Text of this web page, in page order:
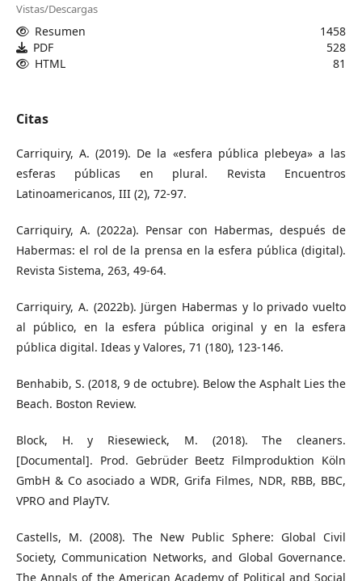
Vistas/Descargas
Resumen
1458
PDF
528
HTML
81
Citas
Carriquiry, A. (2019). De la «esfera pública plebeya» a las
esferas públicas en plural. Revista Encuentros
Latinoamericanos, III (2), 72-97.
Carriquiry, A. (2022a). Pensar con Habermas, después de
Habermas: el rol de la prensa en la esfera pública (digital).
Revista Sistema, 263, 49-64.
Carriquiry, A. (2022b). Jürgen Habermas y lo privado vuelto
al público, en la esfera pública original y en la esfera
pública digital. Ideas y Valores, 71 (180), 123-146.
Benhabib, S. (2018, 9 de octubre). Below the Asphalt Lies the
Beach. Boston Review.
Block, H. y Riesewieck, M. (2018). The cleaners.
[Documental]. Prod. Gebrüder Beetz Filmproduktion Köln
GmbH & Co asociado a WDR, Grifa Filmes, NDR, RBB, BBC,
VPRO and PlayTV.
Castells, M. (2008). The New Public Sphere: Global Civil
Society, Communication Networks, and Global Governance.
The Annals of the American Academy of Political and Social